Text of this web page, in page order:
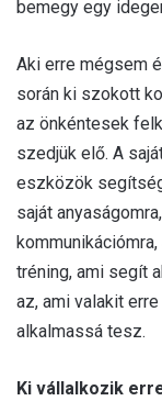
bemegy egy
Aki erre mégsem
során ki szokott
az önkéntesek
szedjük elő. A
eszközök
saját
tréning, ami segít
az, ami valakit
alkalmassá tesz.
Ki vállalkozik